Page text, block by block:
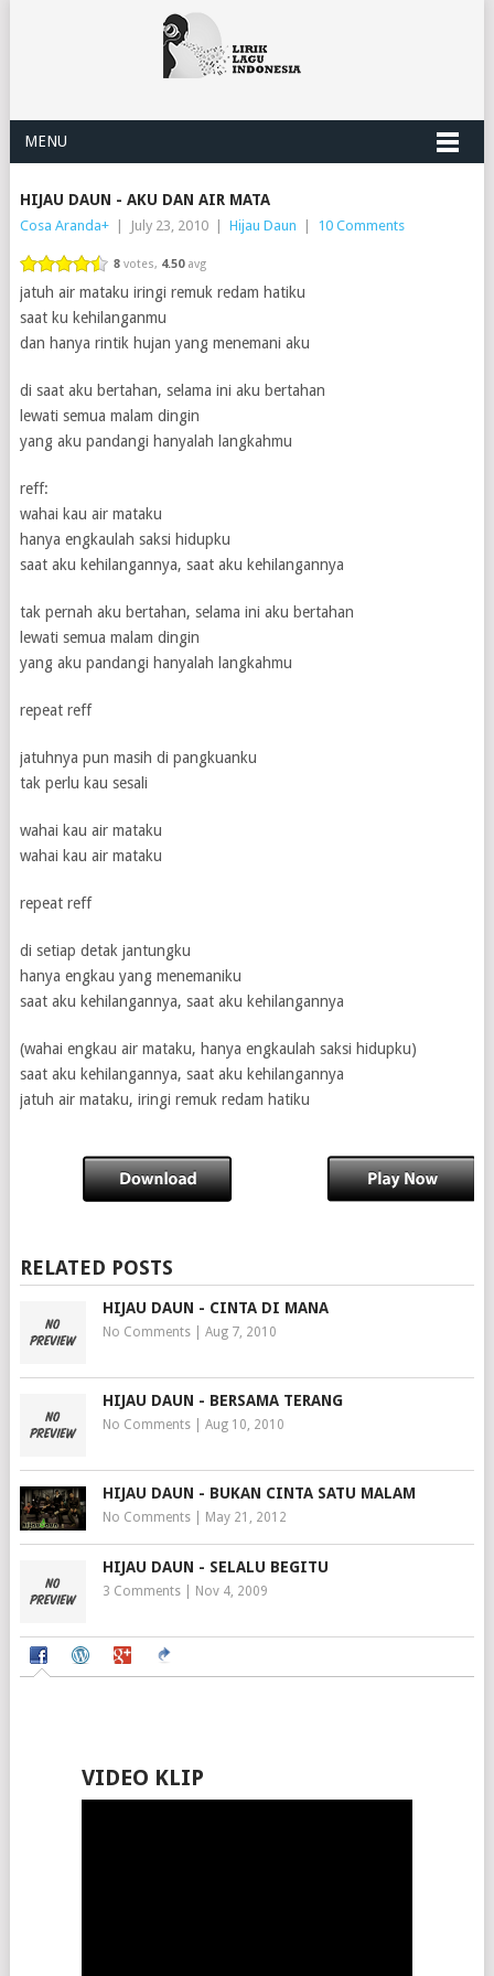
MENU
HIJAU DAUN - AKU DAN AIR MATA
Cosa Aranda+ July 23, 2010 Hijau Daun 10 Comments
8votes, 4.50avg
jatuh air mataku iringi remuk redam hatiku
saat ku kehilanganmu
dan hanya rintik hujan yang menemani aku
di saat aku bertahan, selama ini aku bertahan
lewati semua malam dingin
yang aku pandangi hanyalah langkahmu
reff:
wahai kau air mataku
hanya engkaulah saksi hidupku
saat aku kehilangannya, saat aku kehilangannya
tak pernah aku bertahan, selama ini aku bertahan
lewati semua malam dingin
yang aku pandangi hanyalah langkahmu
repeat reff
jatuhnya pun masih di pangkuanku
tak perlu kau sesali
wahai kau air mataku
wahai kau air mataku
repeat reff
di setiap detak jantungku
hanya engkau yang menemaniku
saat aku kehilangannya, saat aku kehilangannya
(wahai engkau air mataku, hanya engkaulah saksi hidupku)
saat aku kehilangannya, saat aku kehilangannya
jatuh air mataku, iringi remuk redam hatiku
RELATED POSTS
HIJAU DAUN - CINTA DI MANA
No Comments| Aug 7, 2010
HIJAU DAUN - BERSAMA TERANG
No Comments| Aug 10, 2010
HIJAU DAUN - BUKAN CINTA SATU MALAM
No Comments| May 21, 2012
HIJAU DAUN - SELALU BEGITU
3 Comments| Nov 4, 2009
VIDEO KLIP